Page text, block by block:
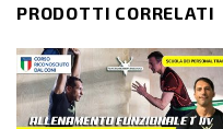
PRODOTTI CORRELATI